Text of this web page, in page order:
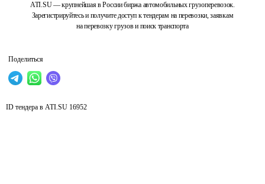
ATI.SU — крупнейшая в России биржа автомобильных грузоперевозок.
Зарегистрируйтесь и получите доступ к тендерам на перевозки, заявкам
на перевозку грузов и поиск транспорта
Поделиться
ID тендера в ATI.SU 16952